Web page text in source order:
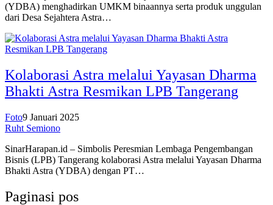
(YDBA) menghadirkan UMKM binaannya serta produk unggulan
dari Desa Sejahtera Astra…
Kolaborasi Astra melalui Yayasan Dharma
Bhakti Astra Resmikan LPB Tangerang
Foto9 Januari 2025
Ruht Semiono
SinarHarapan.id – Simbolis Peresmian Lembaga Pengembangan
Bisnis (LPB) Tangerang kolaborasi Astra melalui Yayasan Dharma
Bhakti Astra (YDBA) dengan PT…
Paginasi pos